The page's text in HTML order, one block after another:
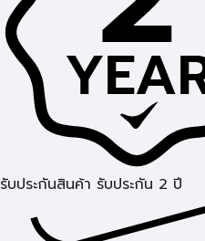
รับประกันสินค้า รับประกัน 2 ปี